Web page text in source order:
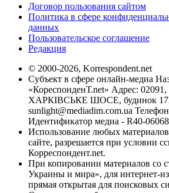
Договор пользования сайтом
Политика в сфере
данных
Пользовательское соглашение
Редакция
© 2000-2026, Korrespondent.net
Субъект в сфере онлайн-медиа
«КореспонденТ.net» Адрес: 02091,
ХАРКІВСЬКЕ ШОСЕ, будинок
sunlight@mediadim.com.ua
Идентификатор медиа - R40-06068
Использование любых
сайте, разрешается при условии
Корреспондент.net.
При копировании материалов со
Украины и мира», для интернет-
прямая открытая для поисковых